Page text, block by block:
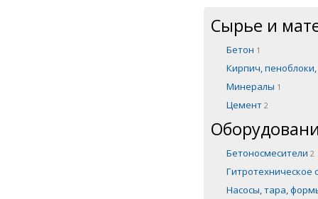
Сырье и
Бетон 1
Кирпич,
Минералы 1
Цемент 2
Бетоносмесители 2
Насосы, тара,